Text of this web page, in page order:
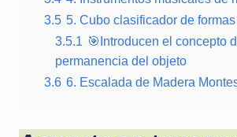
3.5 5. Cubo clasificador de formas
3.5.1 🎯Introducen el concepto
permanencia del objeto
3.6 6. Escalada de Madera